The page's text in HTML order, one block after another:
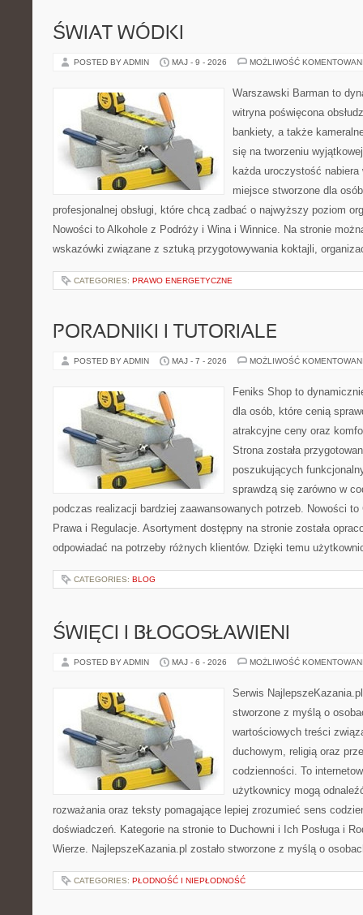
ŚWIAT WÓDKI
POSTED BY ADMIN MAJ - 9 - 2026 MOŻLIWOŚĆ
Warszawski Barman to
witryna poświęcona
bankiety, a także
się na tworzeniu
każda uroczystość
miejsce stworzone dla
profesjonalnej obsługi, które chcą zadbać o najwyższy poziom
Nowości to Alkohole z Podróży i Wina i Winnice. Na stronie
wskazówki związane z sztuką przygotowywania koktajli,
CATEGORIES: PRAWO ENERGETYCZNE
PORADNIKI I TUTORIALE
POSTED BY ADMIN MAJ - 7 - 2026 MOŻLIWOŚĆ
Feniks Shop to
dla osób, które cenią
atrakcyjne ceny oraz
Strona została
poszukujących
sprawdzą się zarówno w
podczas realizacji bardziej zaawansowanych potrzeb. Nowości
Prawa i Regulacje. Asortyment dostępny na stronie została
odpowiadać na potrzeby różnych klientów. Dzięki temu
CATEGORIES: BLOG
ŚWIĘCI I BŁOGOSŁAWIENI
POSTED BY ADMIN MAJ - 6 - 2026 MOŻLIWOŚĆ
Serwis
stworzone z myślą o
wartościowych treści
duchowym, religią oraz
codzienności. To
użytkownicy mogą
rozważania oraz teksty pomagające lepiej zrozumieć sens
doświadczeń. Kategorie na stronie to Duchowni i Ich Posługa i
Wierze. NajlepszeKazania.pl zostało stworzone z myślą o
CATEGORIES: PŁODNOŚĆ I NIEPŁODNOŚĆ